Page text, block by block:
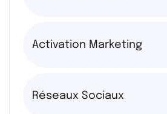
Activation Marketing
Réseaux Sociaux